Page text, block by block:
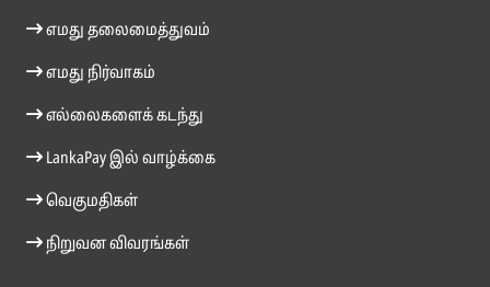
எமது தலைமைத்துவம்
எமது நிர்வாகம்
எல்லைகளைக் கடந்து
LankaPay இல் வாழ்க்கை
வெகுமதிகள்
நிறுவன விவரங்கள்